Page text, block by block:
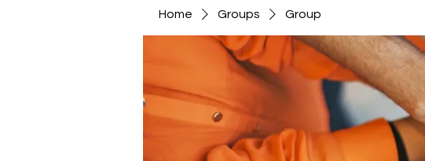
Home Groups Group